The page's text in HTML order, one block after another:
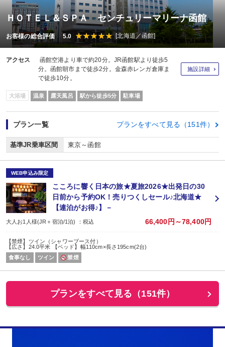
ＨＯＴＥＬ＆ＳＰＡ センチュリーマリーナ函館
お客様の総合評価 5.0 [北海道／函館]
アクセス
函館空港より車で約20分。JR函館駅より徒歩5
分。函館朝市まで徒歩2分。金森赤レンガ倉庫ま
で徒歩10分。
施設詳細
大浴場 温泉 露天風呂 駅から徒歩5分 駐車場
プラン一覧 プランをすべて見る（151件）
基準JR乗車区間 東京～函館
WEB申込み限定
こころに響く日本の旅★夏旅2026★出発日の30
日前から予約OK！売りつくしセール♪北海道★
【連泊がお得♪】－
大人お1人様(JR＋宿泊/1泊) ：税込 66,400円～78,400円
【禁煙】ツイン（シャワーブース付）
【広さ】24.0平米 【ベッド】幅110cm×長さ195cm(2台)
食事なし
ツイン 禁煙
プランをすべて見る（151件）